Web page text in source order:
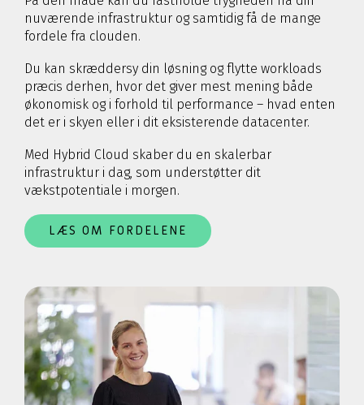
nuværende infrastruktur og samtidig få de mange
fordele fra clouden.
Du kan skræddersy din løsning og flytte workloads
præcis derhen, hvor det giver mest mening både
økonomisk og i forhold til performance – hvad enten
det er i skyen eller i dit eksisterende datacenter.
Med Hybrid Cloud skaber du en skalerbar
infrastruktur i dag, som understøtter dit
vækstpotentiale i morgen.
LÆS OM FORDELENE